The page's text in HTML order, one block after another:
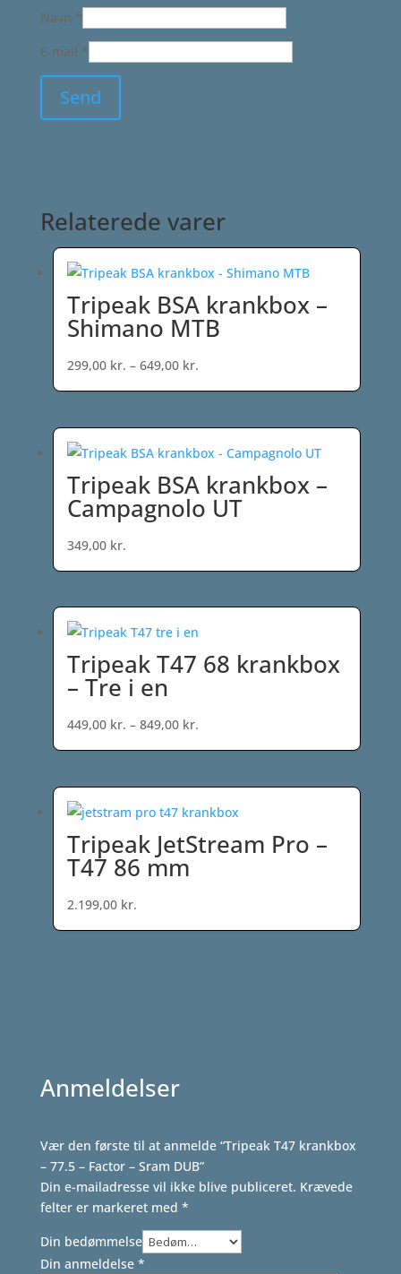
Navn *
E-mail *
Relaterede varer
Tripeak BSA krankbox –
Shimano MTB
299,00 kr. – 649,00 kr.Prisinterval:
299,00 kr.
649,00 kr.
Tripeak BSA krankbox –
Campagnolo UT
349,00 kr.
Tripeak T47 68 krankbox
– Tre i en
449,00 kr. – 849,00 kr.Prisinterval:
449,00 kr.
Tripeak JetStream Pro –
T47 86 mm
2.199,00 kr.
Anmeldelser
Vær den første til at anmelde “Tripeak T47 krankbox
– 77.5 – Factor – Sram DUB”
Din e-mailadresse vil ikke blive publiceret. Krævede
felter er markeret med *
Din bedømmelse
Din anmeldelse *